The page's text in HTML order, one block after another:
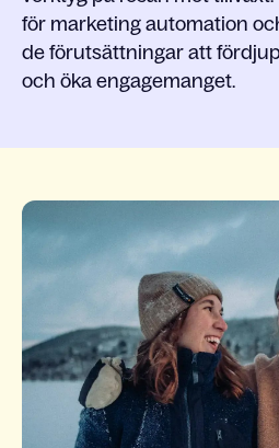
för marketing automation
de förutsättningar att
och öka engagemanget.